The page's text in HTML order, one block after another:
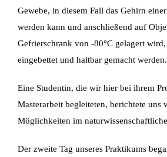
Gewebe, in diesem Fall das Gehirn
werden kann und anschließend auf
Gefrierschrank von -80°C gelagert
eingebettet und haltbar gemacht werden.
Eine Studentin, die wir hier bei ihrem
Masterarbeit begleiteten, berichtete uns
Möglichkeiten im
Der zweite Tag unseres Praktikums